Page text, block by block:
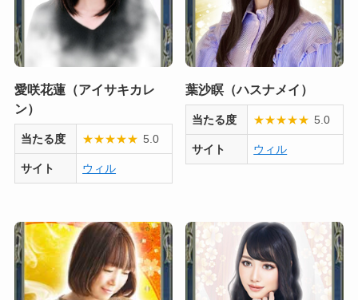
愛咲花蓮（アイサキカレ
ン）
当たる度 ★★★★★ 5.0
サイト ウィル
葉沙瞑（ハスナメイ）
当たる度 ★★★★★ 5.0
サイト ウィル